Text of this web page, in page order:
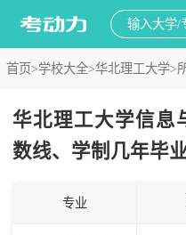
首页>学校大全>华北理工大学>
华北理工大学信息
数线、学制几年毕
专业